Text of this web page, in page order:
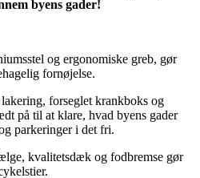
byens gader!
og ergonomiske greb, gør
fornøjelse.
forseglet krankboks og
på til at klare, hvad byens gader
parkeringer i det fri.
kvalitetsdæk og fodbremse gør